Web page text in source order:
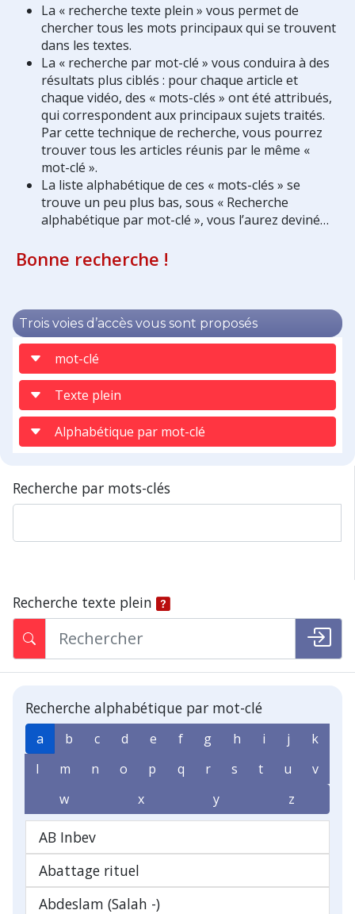
La « recherche texte plein » vous permet de
chercher tous les mots principaux qui se trouvent
dans les textes.
La « recherche par mot-clé » vous conduira à des
résultats plus ciblés : pour chaque article et
chaque vidéo, des « mots-clés » ont été attribués,
qui correspondent aux principaux sujets traités.
Par cette technique de recherche, vous pourrez
trouver tous les articles réunis par le même «
mot-clé ».
La liste alphabétique de ces « mots-clés » se
trouve un peu plus bas, sous « Recherche
alphabétique par mot-clé », vous l’aurez deviné…
Bonne recherche !
Trois voies d’accès vous sont proposés
mot-clé
Texte plein
Alphabétique par mot-clé
Recherche par mots-clés
Recherche texte plein
Recherche alphabétique par mot-clé
a b c d e f g h i j
k
l
m n o p q r s t u
v
w
x y z
AB Inbev
Abattage rituel
Abdeslam (Salah -)